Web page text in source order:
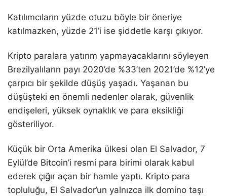
Katılımcıların yüzde otuzu böyle bir öneriye
katılmazken, yüzde 21’i ise şiddetle karşı çıkıyor.
Kripto paralara yatırım yapmayacaklarını söyleyen
Brezilyalıların payı 2020’de %33’ten 2021’de %12’ye
çarpıcı bir şekilde düşüş yaşadı. Yaşanan bu
düşüşteki en önemli nedenler olarak, güvenlik
endişeleri, yüksek oynaklık ve para eksikliği
gösteriliyor.
Küçük bir Orta Amerika ülkesi olan El Salvador, 7
Eylül’de Bitcoin’i resmi para birimi olarak kabul
ederek çığır açan bir hamle yaptı. Kripto para
topluluğu, El Salvador’un yalnızca ilk domino taşı